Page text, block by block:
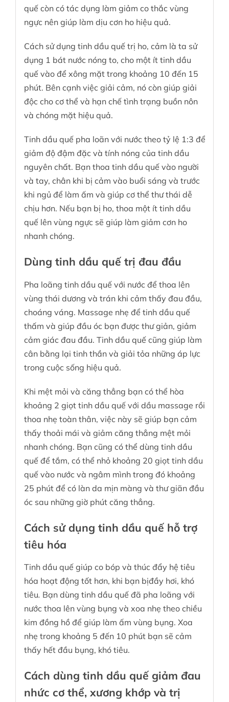
quế còn có tác dụng làm giảm co thắc vùng
ngực nên giúp làm dịu cơn ho hiệu quả.
Cách sử dụng tinh dầu quế trị ho, cảm là ta sử
dụng 1 bát nước nóng to, cho một ít tinh dầu
quế vào để xông mặt trong khoảng 10 đến 15
phút. Bên cạnh việc giải cảm, nó còn giúp giải
độc cho cơ thể và hạn chế tình trạng buồn nôn
và chóng mặt hiệu quả.
Tinh dầu quếpha loãn với nước theo tỷ lệ 1:3 để
giảm độ đậm đặc và tính nóng của tinh dầu
nguyên chất. Bạn thoa tinh dầu quế vào người
và tay, chân khi bị cảm vào buổi sáng và trước
khi ngủ để làm ấm và giúp cơ thể thư thái dễ
chịu hơn. Nếu bạn bị ho, thoa một ít tinh dầu
quế lên vùng ngực sẽ giúp làm giảm cơn ho
nhanh chóng.
Dùng tinh dầu quế trị đau đầu
Pha loãng tinh dầu quế với nước để thoa lên
vùng thái dương và trán khi cảm thấy đau đầu,
choáng váng. Massage nhẹ để tinh dầu quế
thấm và giúp đầu óc bạn được thư giản, giảm
cảm giác đau đầu. Tinh dầu quế cũng giúp làm
cân bằng lại tinh thần và giải tỏa những áp lực
trong cuộc sống hiệu quả.
Khi mệt mỏi và căng thẳng bạn có thể hòa
khoảng 2 giọt tinh dầu quế với dầu massage rồi
thoa nhẹ toàn thân, việc này sẽ giúp bạn cảm
thấy thoải mái và giảm căng thẳng mệt mỏi
nhanh chóng. Bạn cũng có thể dùng tinh dầu
quế để tắm, có thể nhỏ khoảng 20 giọt tinh dầu
quế vào nước và ngâm mình trong đó khoảng
25 phút để có làn da mịn màng và thư giãn đầu
óc sau những giờ phút căng thẳng.
Cách sử dụng tinh dầu quế hỗ trợ
tiêu hóa
Tinh dầu quế giúp co bóp và thúc đẩy hệ tiêu
hóa hoạt động tốt hơn, khi bạn bịđầy hơi, khó
tiêu. Bạn dùng tinh dầu quế đã pha loãng với
nước thoa lên vùng bụng và xoa nhẹ theo chiều
kim đồng hồ để giúp làm ấm vùng bụng. Xoa
nhẹ trong khoảng 5 đến 10 phút bạn sẽ cảm
thấy hết đầu bụng, khó tiêu.
Cách dùng tinh dầu quế giảm đau
nhức cơ thể, xương khớp và trị